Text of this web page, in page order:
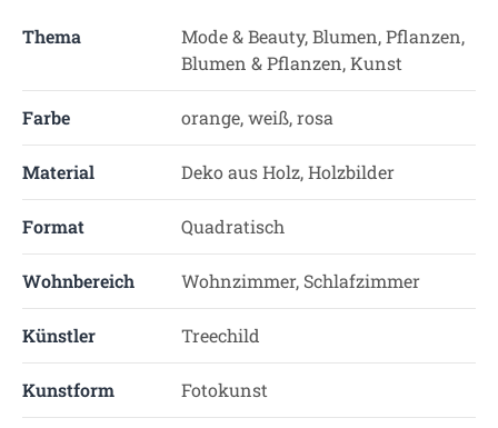
Thema
Mode & Beauty, Blumen, Pflanzen,
Blumen & Pflanzen, Kunst
Farbe orange, weiß, rosa
Material Deko aus Holz, Holzbilder
Format Quadratisch
Wohnbereich Wohnzimmer, Schlafzimmer
Künstler Treechild
Kunstform Fotokunst